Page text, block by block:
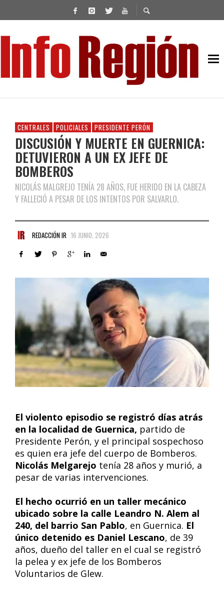
CENTRALES POLICIALES PRESIDENTE PERÓN
DISCUSIÓN Y MUERTE EN GUERNICA:
DETUVIERON A UN EX JEFE DE
BOMBEROS
NICOLÁS MALGREJO TENÍA 28 AÑOS, FUE HERIDO EN LA CABEZA
Y FALLECIÓ A PESAR DE LOS INTENTOS POR SALVARLO.
REDACCIÓN IR 16 JUNIO, 2026
El violento episodio se registró días atrás
en la localidad de Guernica, partido de
Presidente Perón, y el principal sospechoso
es quien era jefe del cuerpo de Bomberos.
Nicolás Melgarejo tenía 28 años y murió, a
pesar de varias intervenciones.
El hecho ocurrió en un taller mecánico
ubicado sobre la calle Leandro N. Alem al
240, del barrio San Pablo, en Guernica. El
único detenido es Daniel Lescano, de 39
años, dueño del taller en el cual se registró
la pelea y ex jefe de los Bomberos
Voluntarios de Glew.